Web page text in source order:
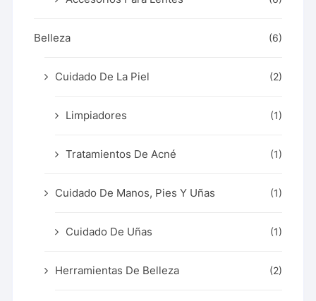
Belleza (6)
Cuidado De La Piel (2)
Limpiadores (1)
Tratamientos De Acné (1)
Cuidado De Manos, Pies Y Uñas (1)
Cuidado De Uñas (1)
Herramientas De Belleza (2)